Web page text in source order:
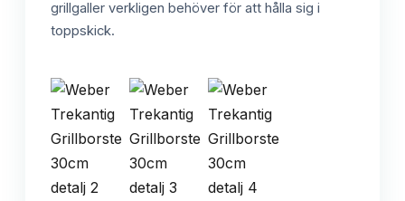
grillgaller verkligen behöver för att hålla sig i
toppskick.